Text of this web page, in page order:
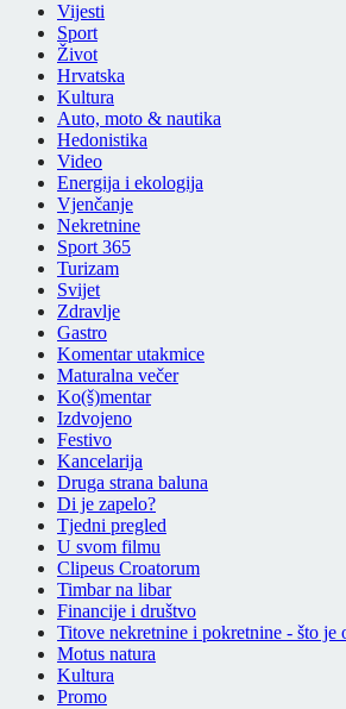
Vijesti
Sport
Život
Hrvatska
Kultura
Auto, moto & nautika
Hedonistika
Video
Energija i ekologija
Vjenčanje
Nekretnine
Sport 365
Turizam
Svijet
Zdravlje
Gastro
Komentar utakmice
Maturalna večer
Ko(š)mentar
Izdvojeno
Festivo
Kancelarija
Druga strana baluna
Di je zapelo?
Tjedni pregled
U svom filmu
Clipeus Croatorum
Timbar na libar
Financije i društvo
Titove nekretnine i pokretnine - što je
Motus natura
Kultura
Promo